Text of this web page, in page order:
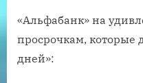
«Альфабанк» на
просрочкам, которые
дней»: